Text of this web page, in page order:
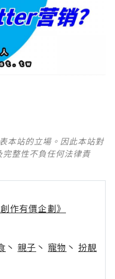
本站的立場。因此本站對
整性不負任何法律責
作有價企劃》
丶 親子 丶 寵物 丶 扮靚